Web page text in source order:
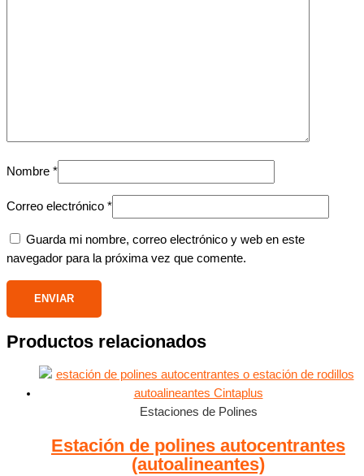
Nombre *
Correo electrónico *
Guarda mi nombre, correo electrónico y web en este
navegador para la próxima vez que comente.
Productos relacionados
Estaciones de Polines
Estación de polines autocentrantes
(autoalineantes)